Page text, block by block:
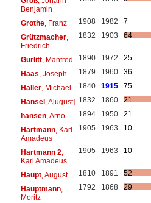
Benjamin
Grothe, Franz 1908 1982
7
Grützmacher,
Friedrich
1832 1903 64
Gurlitt, Manfred 1890 1972
25
Haas, Joseph 1879 1960
36
Haller, Michael 1840 1915
75
Hänsel , A[ugust] 1832 1860
21
hansen, Arno 1894 1950
21
Hartmann, Karl
Amadeus
1905 1963 10
Hartmann 2,
Karl Amadeus
1905 1963 10
Haupt, August 1810 1891
52
Hauptmann,
Moritz
1792 1868 29